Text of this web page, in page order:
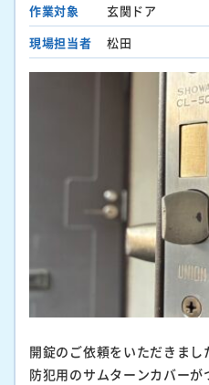
作業対象
玄関ドア
現場担当者
松田
開錠のご依頼をいただきまし
防犯用のサムターンカバー